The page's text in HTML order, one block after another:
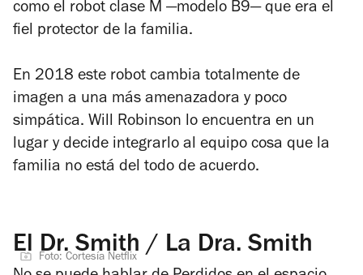
como el robot clase M —modelo B9— que era el
fiel protector de la familia.
En 2018 este robot cambia totalmente de
imagen a una más amenazadora y poco
simpática. Will Robinson lo encuentra en un
lugar y decide integrarlo al equipo cosa que la
familia no está del todo de acuerdo.
El Dr. Smith / La Dra. Smith
Foto: Cortesía Netflix